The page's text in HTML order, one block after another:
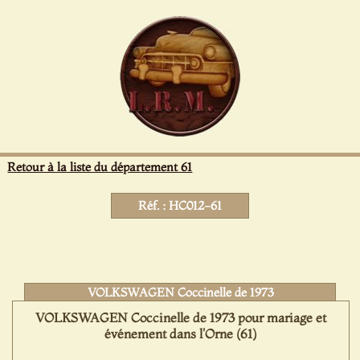
Retour à la liste du département 61
Réf. : HC012-61
VOLKSWAGEN Coccinelle de 1973
VOLKSWAGEN Coccinelle de 1973 pour mariage et
événement dans l'Orne (61)